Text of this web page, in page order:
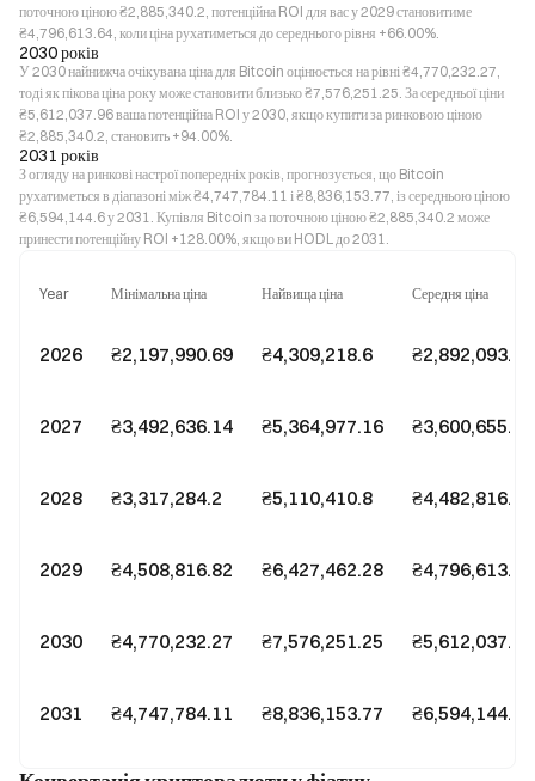
поточною ціною ₴2,885,340.2, потенційна ROI для вас у 2029 становитиме
₴4,796,613.64, коли ціна рухатиметься до середнього рівня +66.00%.
2030 років
У 2030 найнижча очікувана ціна для Bitcoin оцінюється на рівні ₴4,770,232.27,
тоді як пікова ціна року може становити близько ₴7,576,251.25. За середньої ціни
₴5,612,037.96 ваша потенційна ROI у 2030, якщо купити за ринковою ціною
₴2,885,340.2, становить +94.00%.
2031 років
З огляду на ринкові настрої попередніх років, прогнозується, що Bitcoin
рухатиметься в діапазоні між ₴4,747,784.11 і ₴8,836,153.77, із середньою ціною
₴6,594,144.6 у 2031. Купівля Bitcoin за поточною ціною ₴2,885,340.2 може
принести потенційну ROI +128.00%, якщо ви HODL до 2031.
Year Мінімальна ціна Найвища ціна Середня ціна
2026 ₴2,197,990.69 ₴4,309,218.6 ₴2,892,093.02
2027 ₴3,492,636.14 ₴5,364,977.16 ₴3,600,655.81
2028 ₴3,317,284.2 ₴5,110,410.8 ₴4,482,816.49
2029 ₴4,508,816.82 ₴6,427,462.28 ₴4,796,613.64
2030 ₴4,770,232.27 ₴7,576,251.25 ₴5,612,037.96
2031 ₴4,747,784.11 ₴8,836,153.77 ₴6,594,144.6